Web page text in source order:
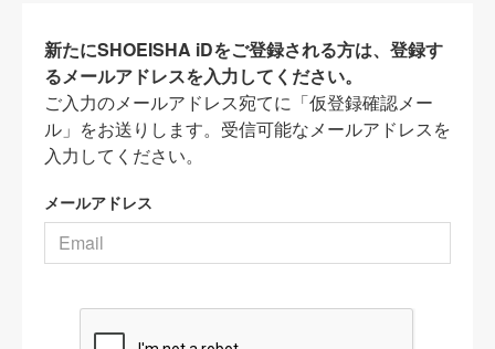
新たにSHOEISHA iDをご登録される方は、登録す
るメールアドレスを入力してください。
ご入力のメールアドレス宛てに「仮登録確認メー
ル」をお送りします。受信可能なメールアドレスを
入力してください。
メールアドレス